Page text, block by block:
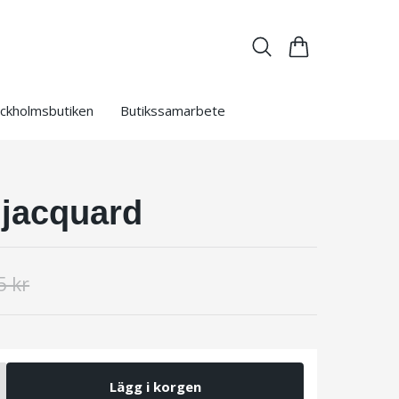
Butikssamarbete
kr
Lägg i korgen